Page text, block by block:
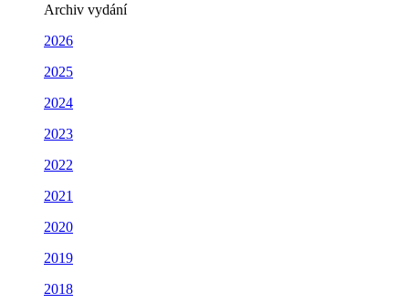
Archiv vydání
2026
2025
2024
2023
2022
2021
2020
2019
2018